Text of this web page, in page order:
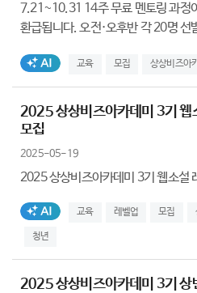
7.21~10.31 14주 무료 멘토링 과정
환급됩니다. 오전·오후반 각 20명
AI생성태그 교육 모집 상상비즈아
2025 상상비즈아카데미 3기 웹
모집
2025-05-19
2025 상상비즈아카데미 3기 웹소설
AI생성태그 교육 레벨업 모집
청년
2025 상상비즈아카데미 3기 상